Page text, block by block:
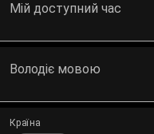
Мій доступний час
Володіє мовою
Країна